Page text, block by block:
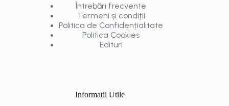
Întrebări frecvente
Termeni și condiții
Politica de Confidențialitate
Politica Cookies
Edituri
Informații Utile